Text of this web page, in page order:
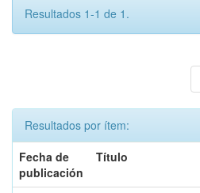
Resultados 1-1 de 1.
Resultados por ítem:
Fecha de
publicación
Título